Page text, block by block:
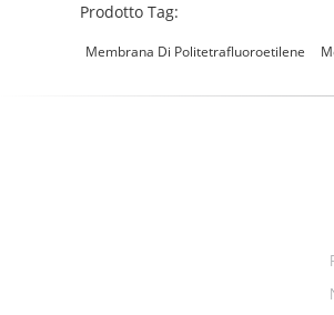
Prodotto Tag:
Membrana Di Politetrafluoroetilene